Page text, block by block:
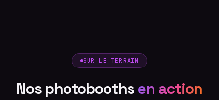
SUR LE TERRAIN
Nos photobooths en action